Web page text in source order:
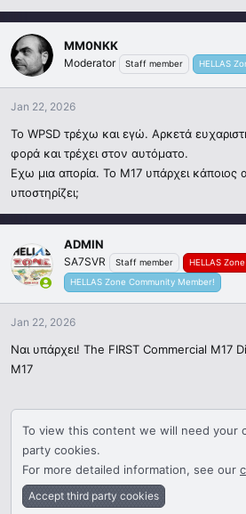
MM0NKK
Moderator Staff member HELLAS
Jan 22, 2026
Το WPSD τρέχω και εγώ. Αρκετά
φορά και τρέχει στον αυτόματο.
Εχω μια απορία. Το M17 υπάρχει κάποιος
υποστηρίζει;
ADMIN
SA7SVR Staff member
HELLAS
HELLAS Zone Community Member!
Jan 22, 2026
Ναι υπάρχει! The FIRST Commercial M17
M17
To view this content we will need your
party cookies.
For more detailed information, see our
Accept third party cookies